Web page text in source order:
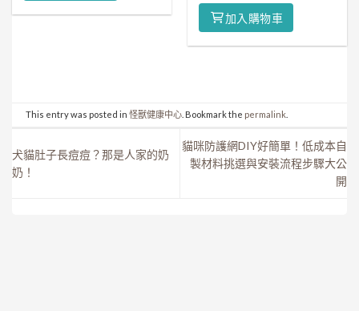
加入購物車
This entry was posted in 怪獸健康中心. Bookmark the permalink.
犬貓肚子長痘痘？那是人家的奶
奶！
貓咪防護網DIY好簡單！低成本自
製材料挑選與安裝流程步驟大公
開